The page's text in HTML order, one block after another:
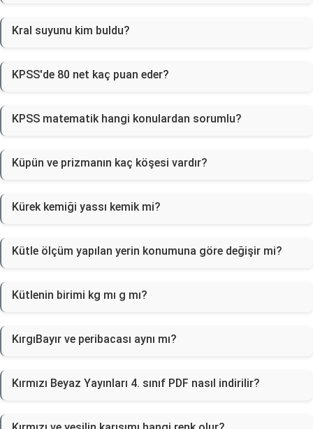
Kral suyunu kim buldu?
KPSS'de 80 net kaç puan eder?
KPSS matematik hangi konulardan sorumlu?
Küpün ve prizmanın kaç köşesi vardır?
Kürek kemiği yassı kemik mi?
Kütle ölçüm yapılan yerin konumuna göre değişir mi?
Kütlenin birimi kg mı g mı?
KırgıBayır ve peribacası aynı mı?
Kırmızı Beyaz Yayınları 4. sınıf PDF nasıl indirilir?